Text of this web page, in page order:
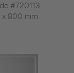
#720113
x 800 mm